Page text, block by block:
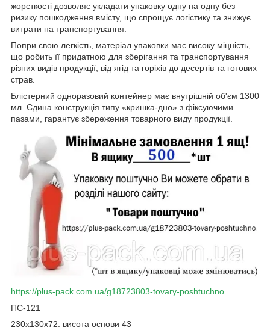
жорсткості дозволяє укладати упаковку одну на одну без
ризику пошкодження вмісту, що спрощує логістику та знижує
витрати на транспортування.
Попри свою легкість, матеріал упаковки має високу міцність,
що робить її придатною для зберігання та транспортування
різних видів продукції, від ягід та горіхів до десертів та готових
страв.
Блістерний одноразовий контейнер має внутрішній об'єм 1300
мл. Єдина конструкція типу «кришка-дно» з фіксуючими
пазами, гарантує збереження товарного виду продукції.
https://plus-pack.com.ua/g18723803-tovary-poshtuchno
ПС-121
230х130х72, висота основи 43